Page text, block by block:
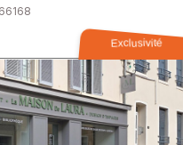
Exclusivité